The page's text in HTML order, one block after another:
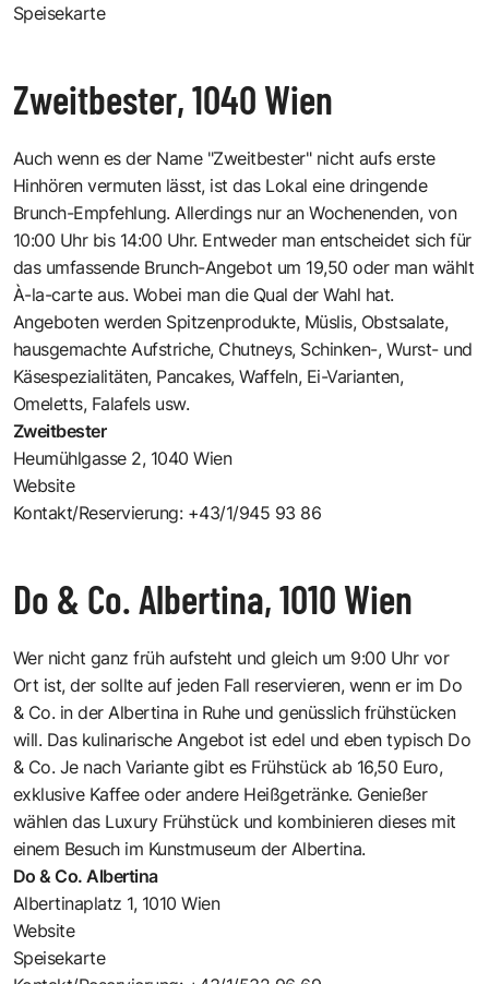
Speisekarte
Zweitbester, 1040 Wien
Auch wenn es der Name "Zweitbester" nicht aufs erste
Hinhören vermuten lässt, ist das Lokal eine dringende
Brunch-Empfehlung. Allerdings nur an Wochenenden, von
10:00 Uhr bis 14:00 Uhr. Entweder man entscheidet sich für
das umfassende Brunch-Angebot um 19,50 oder man wählt
À-la-carte aus. Wobei man die Qual der Wahl hat.
Angeboten werden Spitzenprodukte, Müslis, Obstsalate,
hausgemachte Aufstriche, Chutneys, Schinken-, Wurst- und
Käsespezialitäten, Pancakes, Waffeln, Ei-Varianten,
Omeletts, Falafels usw.
Zweitbester
Heumühlgasse 2, 1040 Wien
Website
Kontakt/Reservierung: +43/1/945 93 86
Do & Co. Albertina, 1010 Wien
Wer nicht ganz früh aufsteht und gleich um 9:00 Uhr vor
Ort ist, der sollte auf jeden Fall reservieren, wenn er im Do
& Co. in der Albertina in Ruhe und genüsslich frühstücken
will. Das kulinarische Angebot ist edel und eben typisch Do
& Co. Je nach Variante gibt es Frühstück ab 16,50 Euro,
exklusive Kaffee oder andere Heißgetränke. Genießer
wählen das Luxury Frühstück und kombinieren dieses mit
einem Besuch im Kunstmuseum der Albertina.
Do & Co. Albertina
Albertinaplatz 1, 1010 Wien
Website
Speisekarte